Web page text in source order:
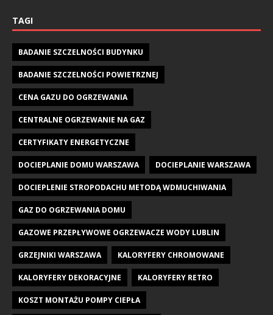
TAGI
BADANIE SZCZELNOŚCI BUDYNKU
BADANIE SZCZELNOŚCI POWIETRZNEJ
CENA GAZU DO OGRZEWANIA
CENTRALNE OGRZEWANIE NA GAZ
CERTYFIKATY ENERGETYCZNE
DOCIEPLANIE DOMU WARSZAWA DOCIEPLANIE WARSZAWA
DOCIEPLENIE STROPODACHU METODĄ WDMUCHIWANIA
GAZ DO OGRZEWANIA DOMU
GAZOWE PRZEPŁYWOWE OGRZEWACZE WODY LUBLIN
GRZEJNIKI WARSZAWA KALORYFERY CHROMOWANE
KALORYFERY DEKORACYJNE KALORYFERY RETRO
KOSZT MONTAŻU POMPY CIEPŁA